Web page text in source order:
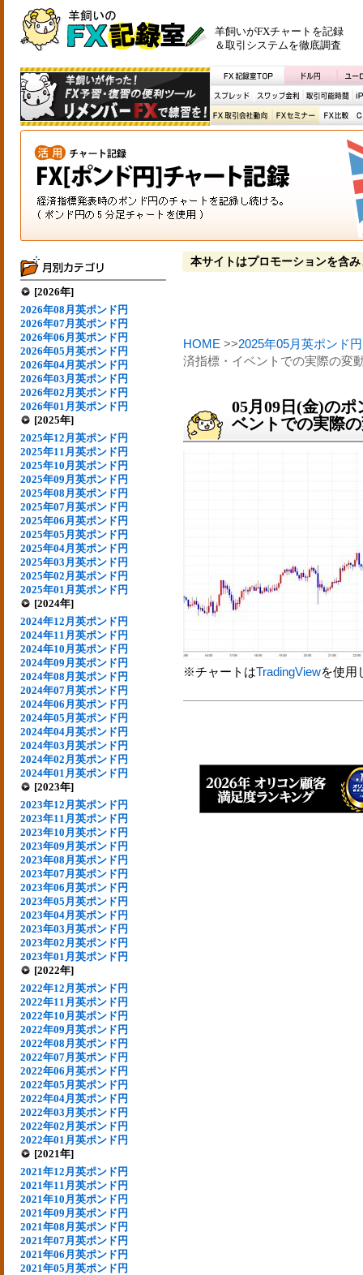
羊飼いがFXチャートを記録
＆取引システムを徹底調査
[2026年]
2026年08月英ポンド円
2026年07月英ポンド円
2026年06月英ポンド円
2026年05月英ポンド円
2026年04月英ポンド円
2026年03月英ポンド円
2026年02月英ポンド円
2026年01月英ポンド円
[2025年]
2025年12月英ポンド円
2025年11月英ポンド円
2025年10月英ポンド円
2025年09月英ポンド円
2025年08月英ポンド円
2025年07月英ポンド円
2025年06月英ポンド円
2025年05月英ポンド円
2025年04月英ポンド円
2025年03月英ポンド円
2025年02月英ポンド円
2025年01月英ポンド円
[2024年]
2024年12月英ポンド円
2024年11月英ポンド円
2024年10月英ポンド円
2024年09月英ポンド円
2024年08月英ポンド円
2024年07月英ポンド円
2024年06月英ポンド円
2024年05月英ポンド円
2024年04月英ポンド円
2024年03月英ポンド円
2024年02月英ポンド円
2024年01月英ポンド円
[2023年]
2023年12月英ポンド円
2023年11月英ポンド円
2023年10月英ポンド円
2023年09月英ポンド円
2023年08月英ポンド円
2023年07月英ポンド円
2023年06月英ポンド円
2023年05月英ポンド円
2023年04月英ポンド円
2023年03月英ポンド円
2023年02月英ポンド円
2023年01月英ポンド円
[2022年]
2022年12月英ポンド円
2022年11月英ポンド円
2022年10月英ポンド円
2022年09月英ポンド円
2022年08月英ポンド円
2022年07月英ポンド円
2022年06月英ポンド円
2022年05月英ポンド円
2022年04月英ポンド円
2022年03月英ポンド円
2022年02月英ポンド円
2022年01月英ポンド円
[2021年]
2021年12月英ポンド円
2021年11月英ポンド円
2021年10月英ポンド円
2021年09月英ポンド円
2021年08月英ポンド円
2021年07月英ポンド円
2021年06月英ポンド円
2021年05月英ポンド円
本サイトはプロモーションを含み
HOME >>2025年05月英ポンド円
済指標・イベントでの実際の変
05月09日(金)の
ベントでの実際
※チャートはTradingViewを使用